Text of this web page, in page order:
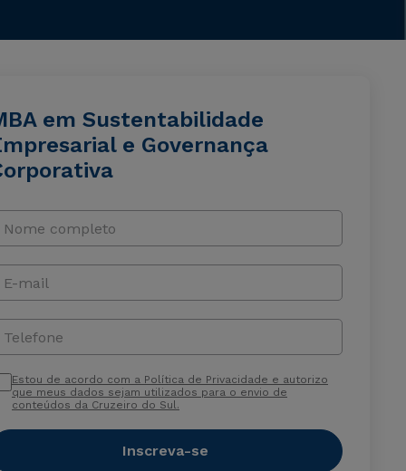
em Sustentabilidade
e Governança
Nome completo
E-mail
Telefone
Estou de acordo com a Política de Privacidade e autorizo
que meus dados sejam utilizados para o envio de
conteúdos da Cruzeiro do Sul.
Inscreva-se